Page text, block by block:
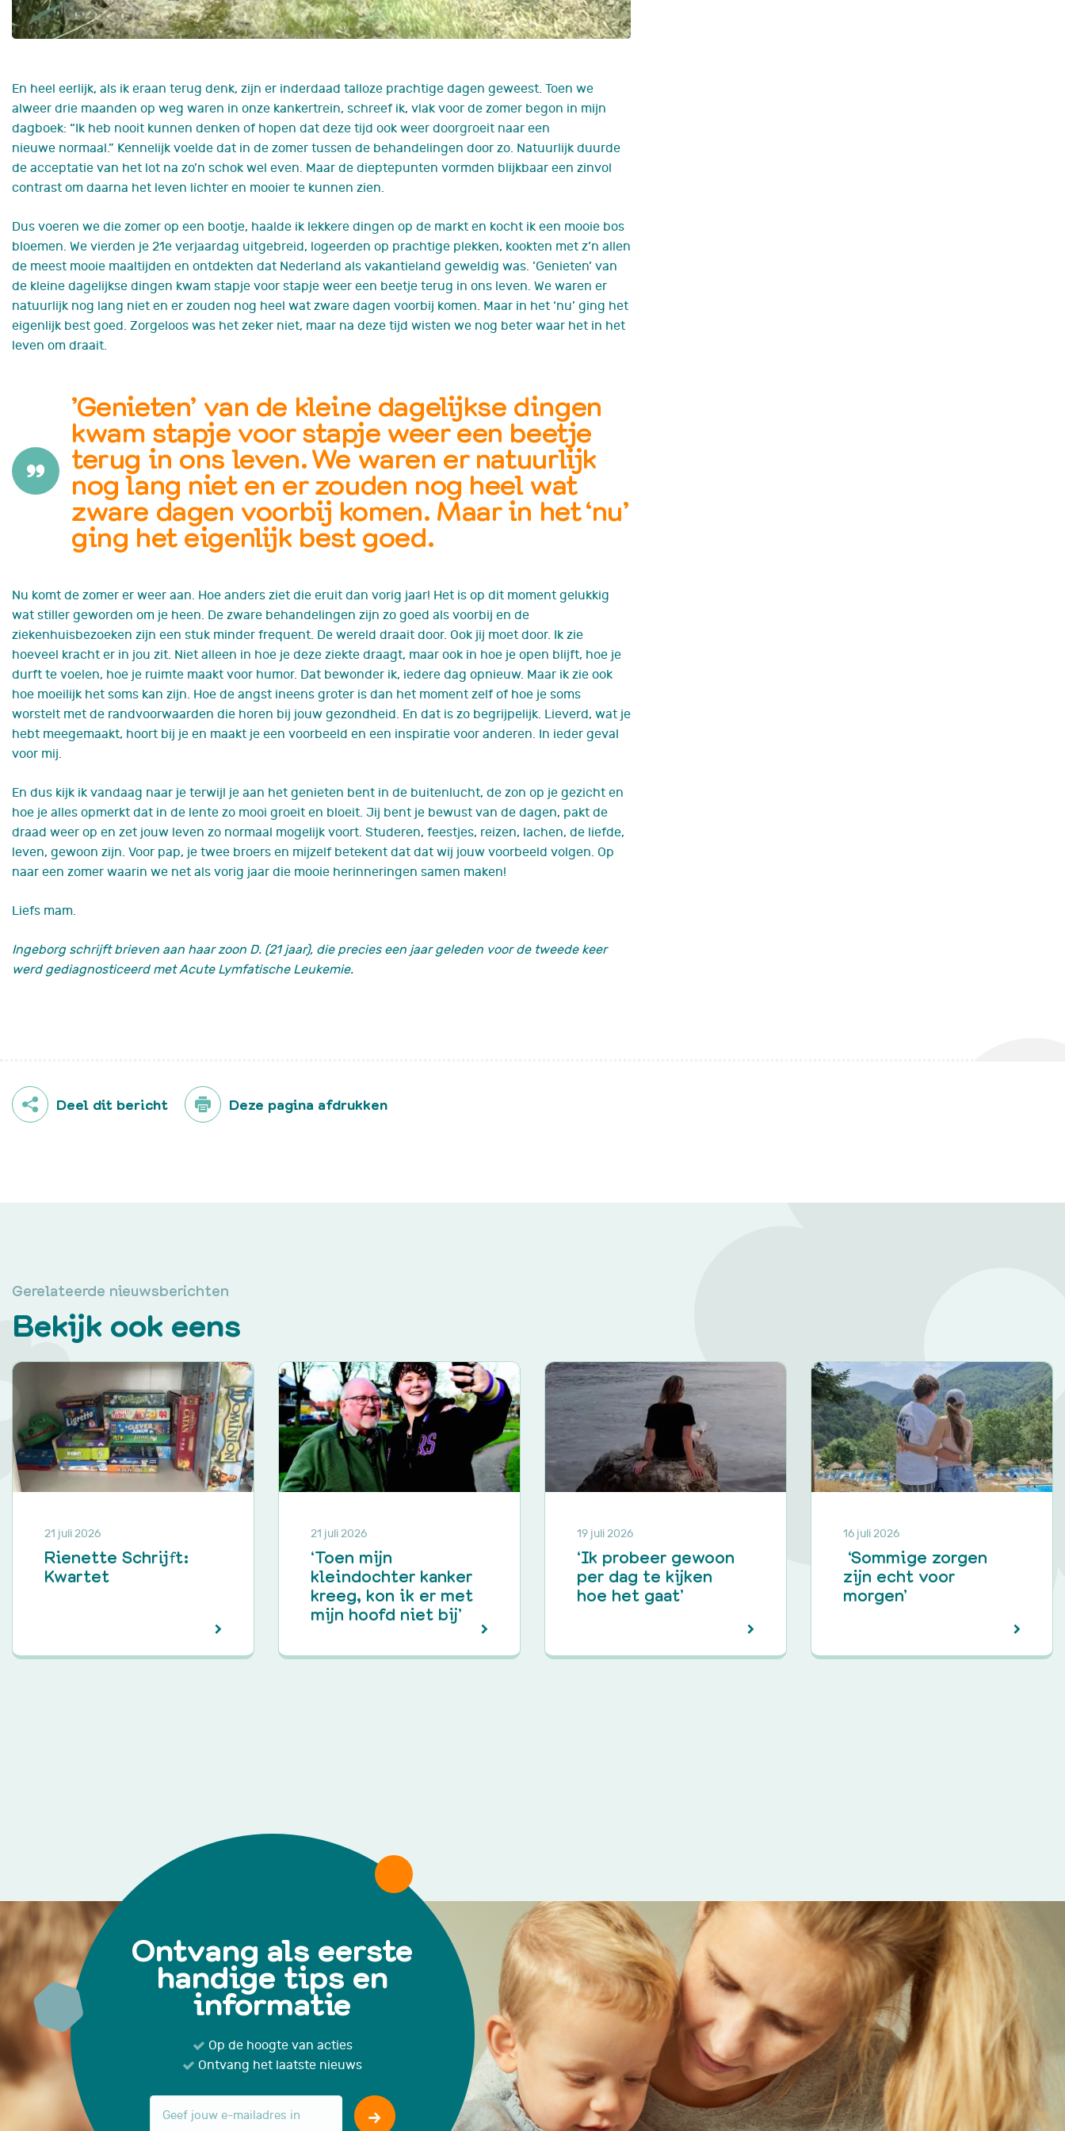
En heel eerlijk, als ik eraan terug denk, zijn er inderdaad talloze prachtige dagen geweest. Toen we
alweer drie maanden op weg waren in onze kankertrein, schreef ik, vlak voor de zomer begon in mijn
dagboek: “Ik heb nooit kunnen denken of hopen dat deze tijd ook weer doorgroeit naar een
nieuwe normaal.” Kennelijk voelde dat in de zomer tussen de behandelingen door zo. Natuurlijk duurde
de acceptatie van het lot na zo’n schok wel even. Maar de dieptepunten vormden blijkbaar een zinvol
contrast om daarna het leven lichter en mooier te kunnen zien.
Dus voeren we die zomer op een bootje, haalde ik lekkere dingen op de markt en kocht ik een mooie bos
bloemen. We vierden je 21e verjaardag uitgebreid, logeerden op prachtige plekken, kookten met z’n allen
de meest mooie maaltijden en ontdekten dat Nederland als vakantieland geweldig was. ’Genieten’ van
de kleine dagelijkse dingen kwam stapje voor stapje weer een beetje terug in ons leven. We waren er
natuurlijk nog lang niet en er zouden nog heel wat zware dagen voorbij komen. Maar in het ‘nu’ ging het
eigenlijk best goed. Zorgeloos was het zeker niet, maar na deze tijd wisten we nog beter waar het in het
leven om draait.
’Genieten’ van de kleine dagelijkse dingen
kwam stapje voor stapje weer een beetje
terug in ons leven.We waren er natuurlijk
nog lang niet en er zouden nog heel wat
zware dagen voorbij komen. Maarin het ‘nu’
ging het eigenlijk best goed.
Nu komt de zomer er weer aan. Hoe anders ziet die eruit dan vorig jaar! Het is op dit moment gelukkig
wat stiller geworden om je heen. De zware behandelingen zijn zo goed als voorbij en de
ziekenhuisbezoeken zijn een stuk minder frequent. De wereld draait door. Ook jij moet door. Ik zie
hoeveel kracht er in jou zit. Niet alleen in hoe je deze ziekte draagt, maar ook in hoe je open blijft, hoe je
durft te voelen, hoe je ruimte maakt voor humor. Dat bewonder ik, iedere dag opnieuw. Maar ik zie ook
hoe moeilijk het soms kan zijn. Hoe de angst ineens groter is dan het moment zelfof hoe je soms
worstelt met de randvoorwaarden die horen bij jouw gezondheid. En dat is zo begrijpelijk. Lieverd, wat je
hebt meegemaakt, hoort bij je en maakt je een voorbeeld en een inspiratie voor anderen. In ieder geval
voor mij.
En dus kijk ik vandaag naar je terwijl je aan het genieten bent in de buitenlucht, de zon op je gezicht en
hoe je alles opmerkt dat in de lente zo mooi groeit en bloeit. Jij bent je bewust van de dagen, pakt de
draad weer op en zet jouw leven zo normaal mogelijk voort. Studeren, feestjes, reizen, lachen, de liefde,
leven, gewoon zijn. Voor pap, je twee broers en mijzelf betekent dat dat wij jouw voorbeeld volgen. Op
naar een zomer waarin we net als vorig jaar die mooie herinneringen samen maken!
Liefs mam.
Ingeborg schrijft brieven aan haar zoon D. (21 jaar), die precies een jaar geleden voor de tweede keer
werd gediagnosticeerd met Acute Lymfatische Leukemie.
Deel dit bericht Deze pagina afdrukken
Gerelateerde nieuwsberichten
Bekijk ook eens
21 juli 2026
Rienette Schrijft:
Kwartet
21 juli 2026
‘Toen mijn
kleindochter kanker
kreeg, kon ik er met
mijn hoofd niet bij’
19 juli 2026
‘Ik probeer gewoon
per dag te kijken
hoe het gaat’
16 juli 2026
‘Sommige zorgen
zijn echt voor
morgen’
Ontvang als eerste
handige tips en
informatie
Op de hoogte van acties
Ontvang het laatste nieuws